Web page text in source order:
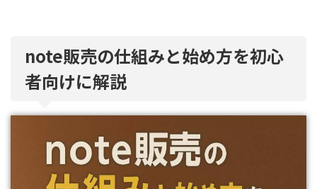
note販売の仕組みと始め方を初心
者向けに解説